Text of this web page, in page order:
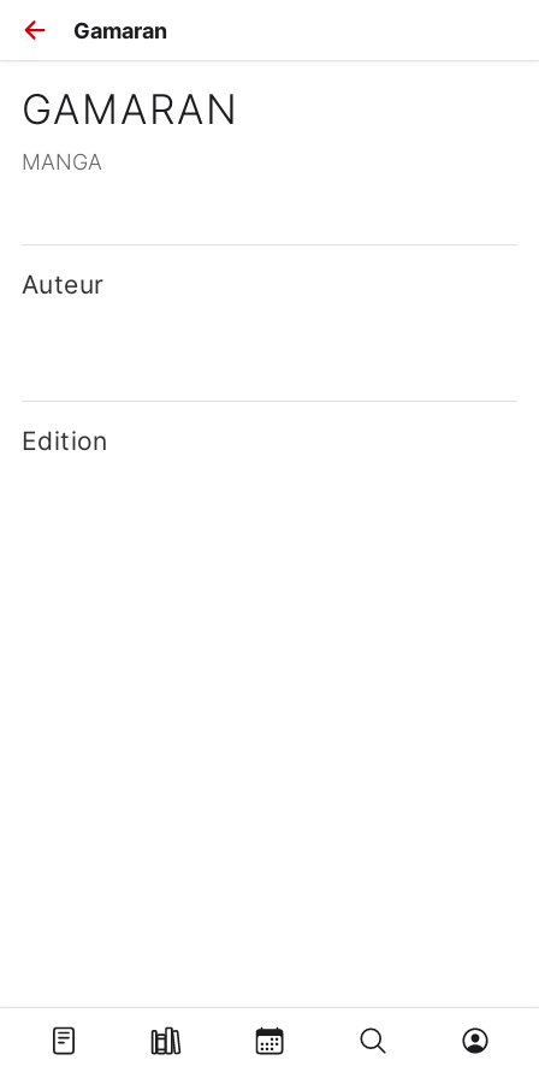
Gamaran
GAMARAN
MANGA
Auteur
Edition